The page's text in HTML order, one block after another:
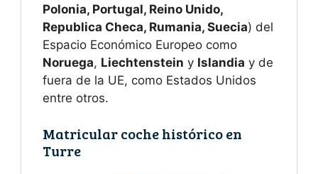
Polonia, Portugal, Reino Unido,
Republica Checa, Rumania, Suecia) del
Espacio Económico Europeo como
Noruega, Liechtenstein y Islandia y de
fuera de la UE, como Estados Unidos
entre otros.
Matricular coche histórico en
Turre